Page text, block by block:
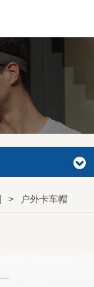
> 户外卡车帽